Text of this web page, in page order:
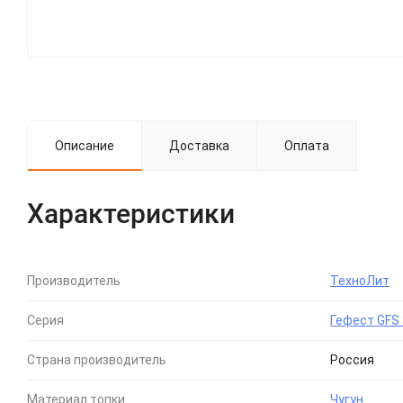
Описание Доставка Оплата
Характеристики
Производитель ТехноЛит
Серия Гефест
Страна производитель Россия
Материал топки Чугун